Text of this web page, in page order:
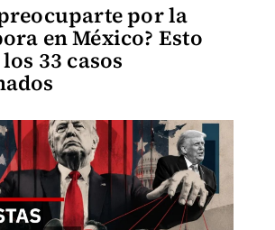
por la
en México? Esto
33 casos